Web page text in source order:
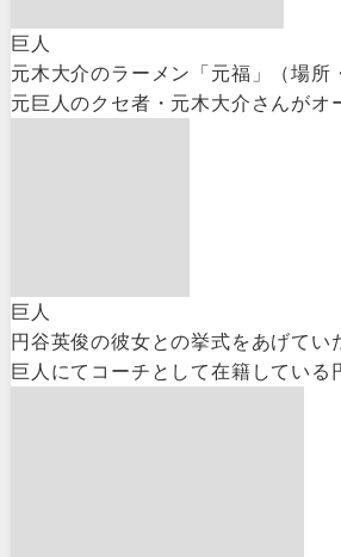
巨人
元木大介のラーメン「元福」（場
元巨人のクセ者・元木大介さんが
巨人
円谷英俊の彼女との挙式をあげて
巨人にてコーチとして在籍してい